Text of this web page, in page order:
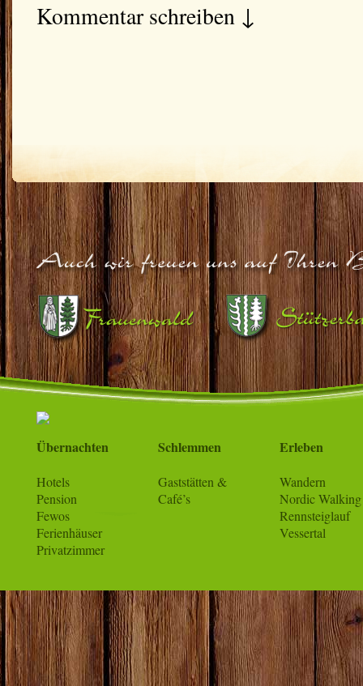
Kommentar schreiben ↓
Übernachten
Hotels
Pension
Fewos
Ferienhäuser
Privatzimmer
Schlemmen
Gaststätten &
Café’s
Erleben
Wandern
Nordic Walking
Rennsteiglauf
Vessertal